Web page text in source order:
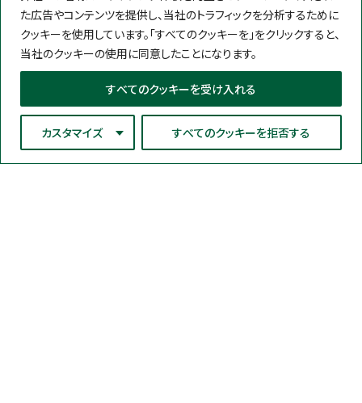
た広告やコンテンツを提供し、当社のトラフィックを分析するために
クッキーを使用しています。「すべてのクッキーを」をクリックすると、
当社のクッキーの使用に同意したことになります。
カスタマイズ すべてのクッキーを拒否する
すべてのクッキーを受け入れる